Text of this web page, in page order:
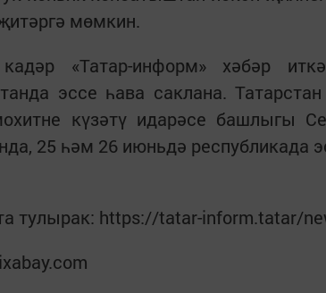
мөмкин.
«Татар-информ» хәбәр
эссе һава саклана.
күзәтү идарәсе башлыгы
25 һәм 26 июньдә республикада
тулырак: https://tatar-inform.tatar/